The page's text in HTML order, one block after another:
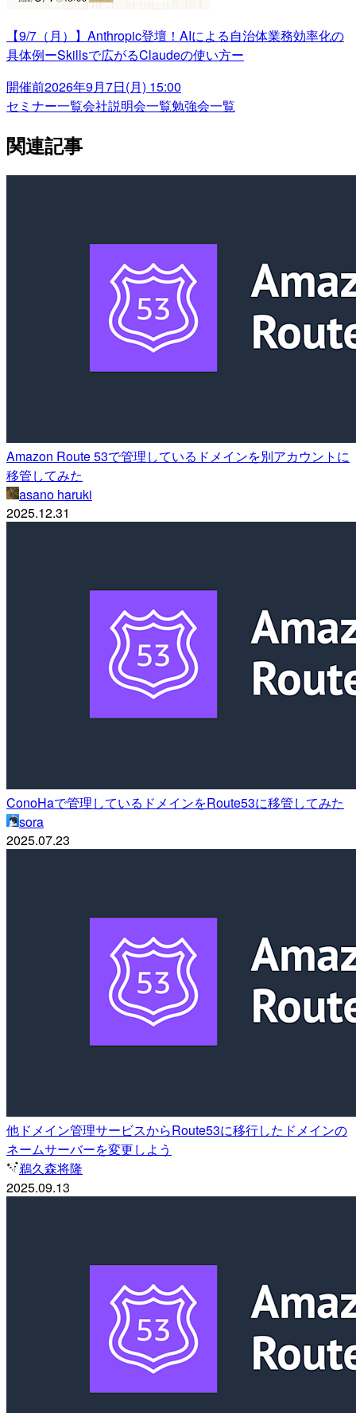
【9/7（月）】Anthropic登壇！AIによる自治体業務効率化の
具体例ーSkillsで広がるClaudeの使い方ー
開催前2026年9月7日(月) 15:00
セミナー一覧会社説明会一覧勉強会一覧
関連記事
Amazon Route 53で管理しているドメインを別アカウントに
移管してみた
asano haruki
2025.12.31
ConoHaで管理しているドメインをRoute53に移管してみた
sora
2025.07.23
他ドメイン管理サービスからRoute53に移行したドメインの
ネームサーバーを変更しよう
鵜久森将隆
2025.09.13